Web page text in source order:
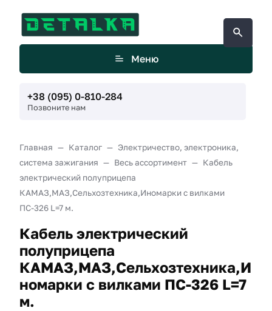
Меню
+38 (095) 0-810-284
Позвоните нам
Главная Каталог
Электричество, электроника,
система зажигания
Весь ассортимент
Кабель
электрический полуприцепа
КАМАЗ,МАЗ,Сельхозтехника,Иномарки с вилками
ПС-326 L=7 м.
Кабель электрический
полуприцепа
КАМАЗ,МАЗ,Сельхозтехника,И
номарки с вилками ПС-326 L=7
м.